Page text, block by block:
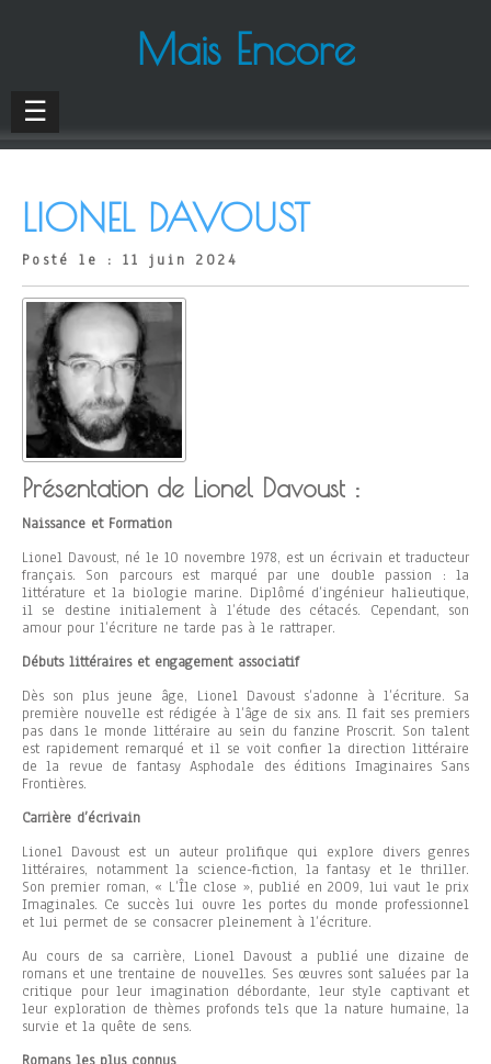
Mais Encore
☰
LIONEL DAVOUST
Posté le : 11 juin 2024
Présentation de Lionel Davoust :
Naissance et Formation
Lionel Davoust, né le 10 novembre 1978, est un écrivain et traducteur
français. Son parcours est marqué par une double passion : la
littérature et la biologie marine. Diplômé d’ingénieur halieutique,
il se destine initialement à l’étude des cétacés. Cependant, son
amour pour l’écriture ne tarde pas à le rattraper.
Débuts littéraires et engagement associatif
Dès son plus jeune âge, Lionel Davoust s’adonne à l’écriture. Sa
première nouvelle est rédigée à l’âge de six ans. Il fait ses premiers
pas dans le monde littéraire au sein du fanzine Proscrit. Son talent
est rapidement remarqué et il se voit confier la direction littéraire
de la revue de fantasy Asphodale des éditions Imaginaires Sans
Frontières.
Carrière d’écrivain
Lionel Davoust est un auteur prolifique qui explore divers genres
littéraires, notamment la science-fiction, la fantasy et le thriller.
Son premier roman, « L’Île close », publié en 2009, lui vaut le prix
Imaginales. Ce succès lui ouvre les portes du monde professionnel
et lui permet de se consacrer pleinement à l’écriture.
Au cours de sa carrière, Lionel Davoust a publié une dizaine de
romans et une trentaine de nouvelles. Ses œuvres sont saluées par la
critique pour leur imagination débordante, leur style captivant et
leur exploration de thèmes profonds tels que la nature humaine, la
survie et la quête de sens.